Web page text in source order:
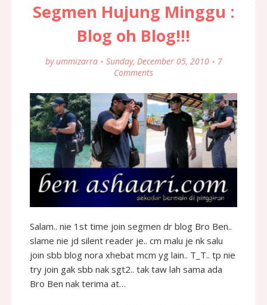
Segmen Hujung Minggu :
Blog oh Blog!!!
by ummizarra Sunday, December 05, 2010
7
Comments
Salam.. nie 1st time join segmen dr blog Bro Ben..
slame nie jd silent reader je.. cm malu je nk salu
join sbb blog nora xhebat mcm yg lain.. T_T.. tp nie
try join gak sbb nak sgt2.. tak taw lah sama ada
Bro Ben nak terima at…